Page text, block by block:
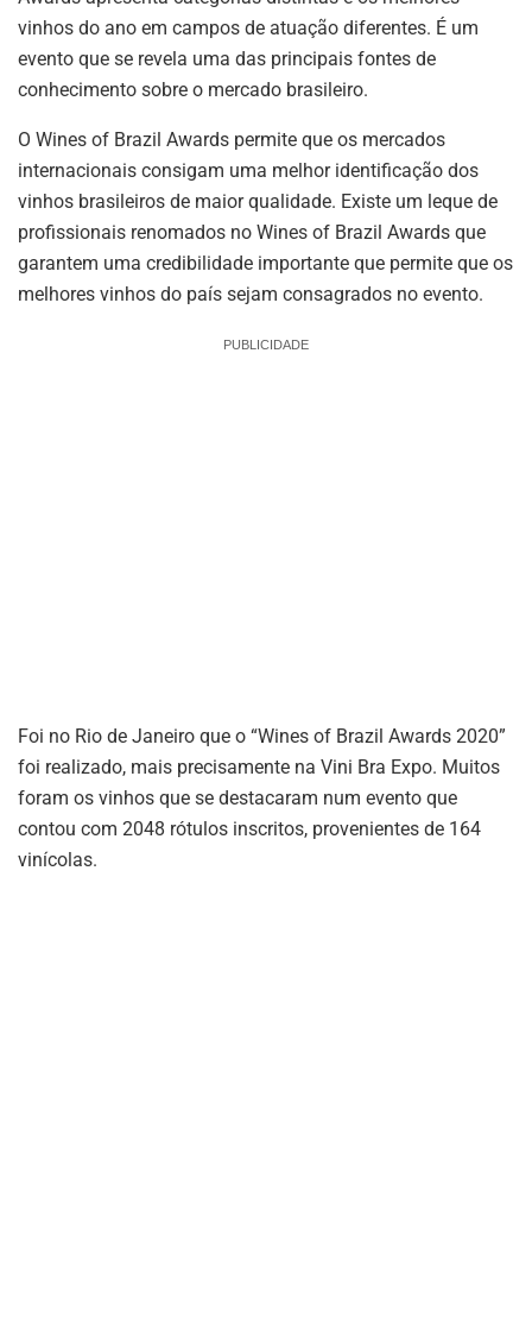
vinhos do ano em campos de atuação diferentes. É um
evento que se revela uma das principais fontes de
conhecimento sobre o mercado brasileiro.
O Wines of Brazil Awards permite que os mercados
internacionais consigam uma melhor identificação dos
vinhos brasileiros de maior qualidade. Existe um leque de
profissionais renomados no Wines of Brazil Awards que
garantem uma credibilidade importante que permite que os
melhores vinhos do país sejam consagrados no evento.
PUBLICIDADE
Foi no Rio de Janeiro que o “Wines of Brazil Awards 2020”
foi realizado, mais precisamente na Vini Bra Expo. Muitos
foram os vinhos que se destacaram num evento que
contou com 2048 rótulos inscritos, provenientes de 164
vinícolas.